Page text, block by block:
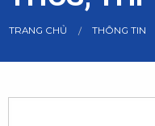
TRANG CHỦ THÔNG TIN